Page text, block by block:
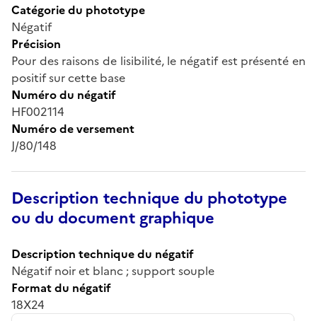
Catégorie du phototype
Négatif
Précision
Pour des raisons de lisibilité, le négatif est présenté en
positif sur cette base
Numéro du négatif
HF002114
Numéro de versement
J/80/148
Description technique du phototype
ou du document graphique
Description technique du négatif
Négatif noir et blanc ; support souple
Format du négatif
18X24